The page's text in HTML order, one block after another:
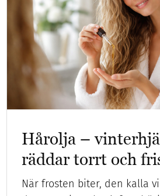
Hårolja –
räddar torrt och
När frosten biter, den kalla